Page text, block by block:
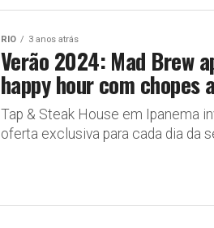
RIO 3 anos atrás
Verão 2024: Mad Brew
happy hour com chopes
Tap & Steak House em Ipanema
oferta exclusiva para cada dia da